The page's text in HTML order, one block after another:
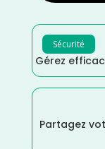
Sécurité
Gérez
Partagez